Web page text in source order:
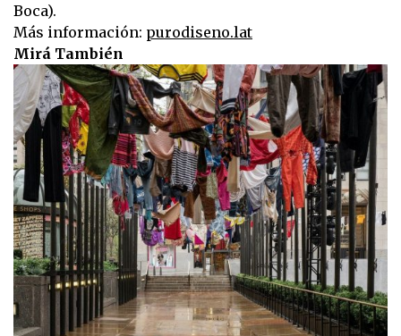
Boca).
Más información: purodiseno.lat
Mirá También